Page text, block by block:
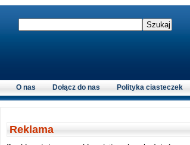
Polityka ciasteczek
Dołącz do nas
O nas
Reklama